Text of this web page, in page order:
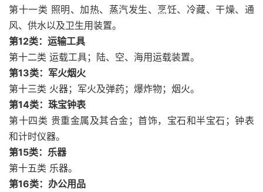
第十一类 照明、加热、蒸汽发生、烹饪、冷藏、干燥、通
风、供水以及卫生用装置。
第12类：运输工具
第十二类 运载工具；陆、空、海用运载装置。
第13类：军火烟火
第十三类 火器；军火及弹药；爆炸物；烟火。
第14类：珠宝钟表
第十四类 贵重金属及其合金；首饰，宝石和半宝石；钟表
和计时仪器。
第15类：乐器
第十五类 乐器。
第16类：办公用品